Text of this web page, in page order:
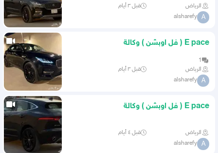
الرياض قبل ٣ أيام
A
alsharefy
E pace ( فل اوبشن ) وكالة
1
الرياض
قبل ٣ أيام
A
alsharefy
E pace ( فل اوبشن ) وكالة
الرياض قبل ٤ أيام
A
alsharefy